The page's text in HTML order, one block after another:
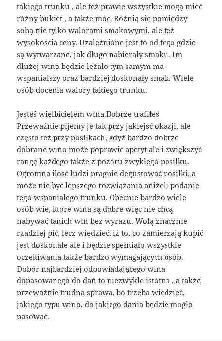
takiego trunku , ale też prawie wszystkie mogą mieć
różny bukiet , a także moc. Różnią się pomiędzy
sobą nie tylko walorami smakowymi, ale też
wysokością ceny. Uzależnione jest to od tego gdzie
są wytwarzane, jak długo nabierały smaku. Im
dłużej wino będzie leżało tym samym ma
wspanialszy oraz bardziej doskonały smak. Wiele
osób docenia walory takiego trunku.
Jesteś wielbicielem wina.Dobrze trafiłeś
Przeważnie pijemy je tak przy jakiejść okazji, ale
często też przy posiłkach, gdyż bardzo dobrze
dobrane wino może poprawić apetyt ale i zwiększyć
rangę każdego także z pozoru zwykłego posiłku.
Ogromna ilość ludzi pragnie degustować posiłki, a
może nie być lepszego rozwiązania aniżeli podanie
tego wspaniałego trunku. Obecnie bardzo wiele
osób wie, które wina są dobre więc nie chcą
nabywać tanich win bez wyrazu. Wolą znacznie
rzadziej pić, lecz wiedzieć, iż to, co zamierzają kupić
jest doskonałe ale i będzie spełniało wszystkie
oczekiwania także bardzo wymagających osób.
Dobór najbardziej odpowiadającego wina
dopasowanego do dań to niezwykle istotna , a także
przeważnie trudna sprawa, bo trzeba wiedzieć,
jakiego typu wino, do jakiego dania będzie mogło
pasować.